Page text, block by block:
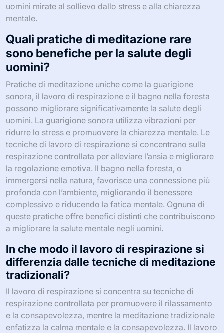
uomini mirate al sollievo dallo stress e alla chiarezza
mentale.
Quali pratiche di meditazione rare
sono benefiche per la salute degli
uomini?
Pratiche di meditazione uniche come la guarigione
sonora, il lavoro di respirazione e il bagno nella foresta
possono migliorare significativamente la salute degli
uomini. La guarigione sonora utilizza vibrazioni per
ridurre lo stress e promuovere la chiarezza mentale. Le
tecniche di lavoro di respirazione si concentrano sulla
respirazione controllata per alleviare l’ansia e migliorare
la regolazione emotiva. Il bagno nella foresta, o
immergersi nella natura, favorisce una connessione più
profonda con l’ambiente, migliorando il benessere
complessivo e riducendo la fatica mentale. Ognuna di
queste pratiche offre benefici distinti che contribuiscono
a migliorare la salute mentale negli uomini.
In che modo il lavoro di respirazione si
differenzia dalle tecniche di meditazione
tradizionali?
Il lavoro di respirazione si concentra su tecniche di
respirazione controllata per promuovere il rilassamento
e la consapevolezza, mentre la meditazione tradizionale
enfatizza la calma mentale e la consapevolezza. Il lavoro